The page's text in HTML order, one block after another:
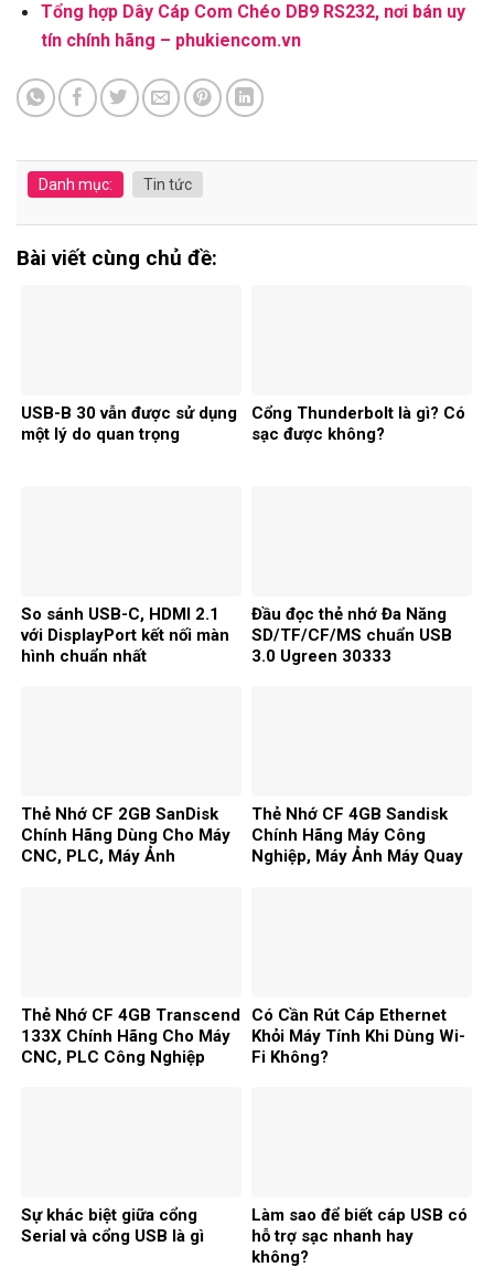
Tổng hợp Dây Cáp Com Chéo DB9 RS232, nơi bán uy
tín chính hãng – phukiencom.vn
Danh mục: Tin tức
Bài viết cùng chủ đề:
USB-B 30 vẫn được sử dụng
một lý do quan trọng
Cổng Thunderbolt là gì? Có
sạc được không?
So sánh USB-C, HDMI 2.1
với DisplayPort kết nối màn
hình chuẩn nhất
Đầu đọc thẻ nhớ Đa Năng
SD/TF/CF/MS chuẩn USB
3.0 Ugreen 30333
Thẻ Nhớ CF 2GB SanDisk
Chính Hãng Dùng Cho Máy
CNC, PLC, Máy Ảnh
Thẻ Nhớ CF 4GB Sandisk
Chính Hãng Máy Công
Nghiệp, Máy Ảnh Máy Quay
Thẻ Nhớ CF 4GB Transcend
133X Chính Hãng Cho Máy
CNC, PLC Công Nghiệp
Có Cần Rút Cáp Ethernet
Khỏi Máy Tính Khi Dùng Wi-
Fi Không?
Sự khác biệt giữa cổng
Serial và cổng USB là gì
Làm sao để biết cáp USB có
hỗ trợ sạc nhanh hay
không?